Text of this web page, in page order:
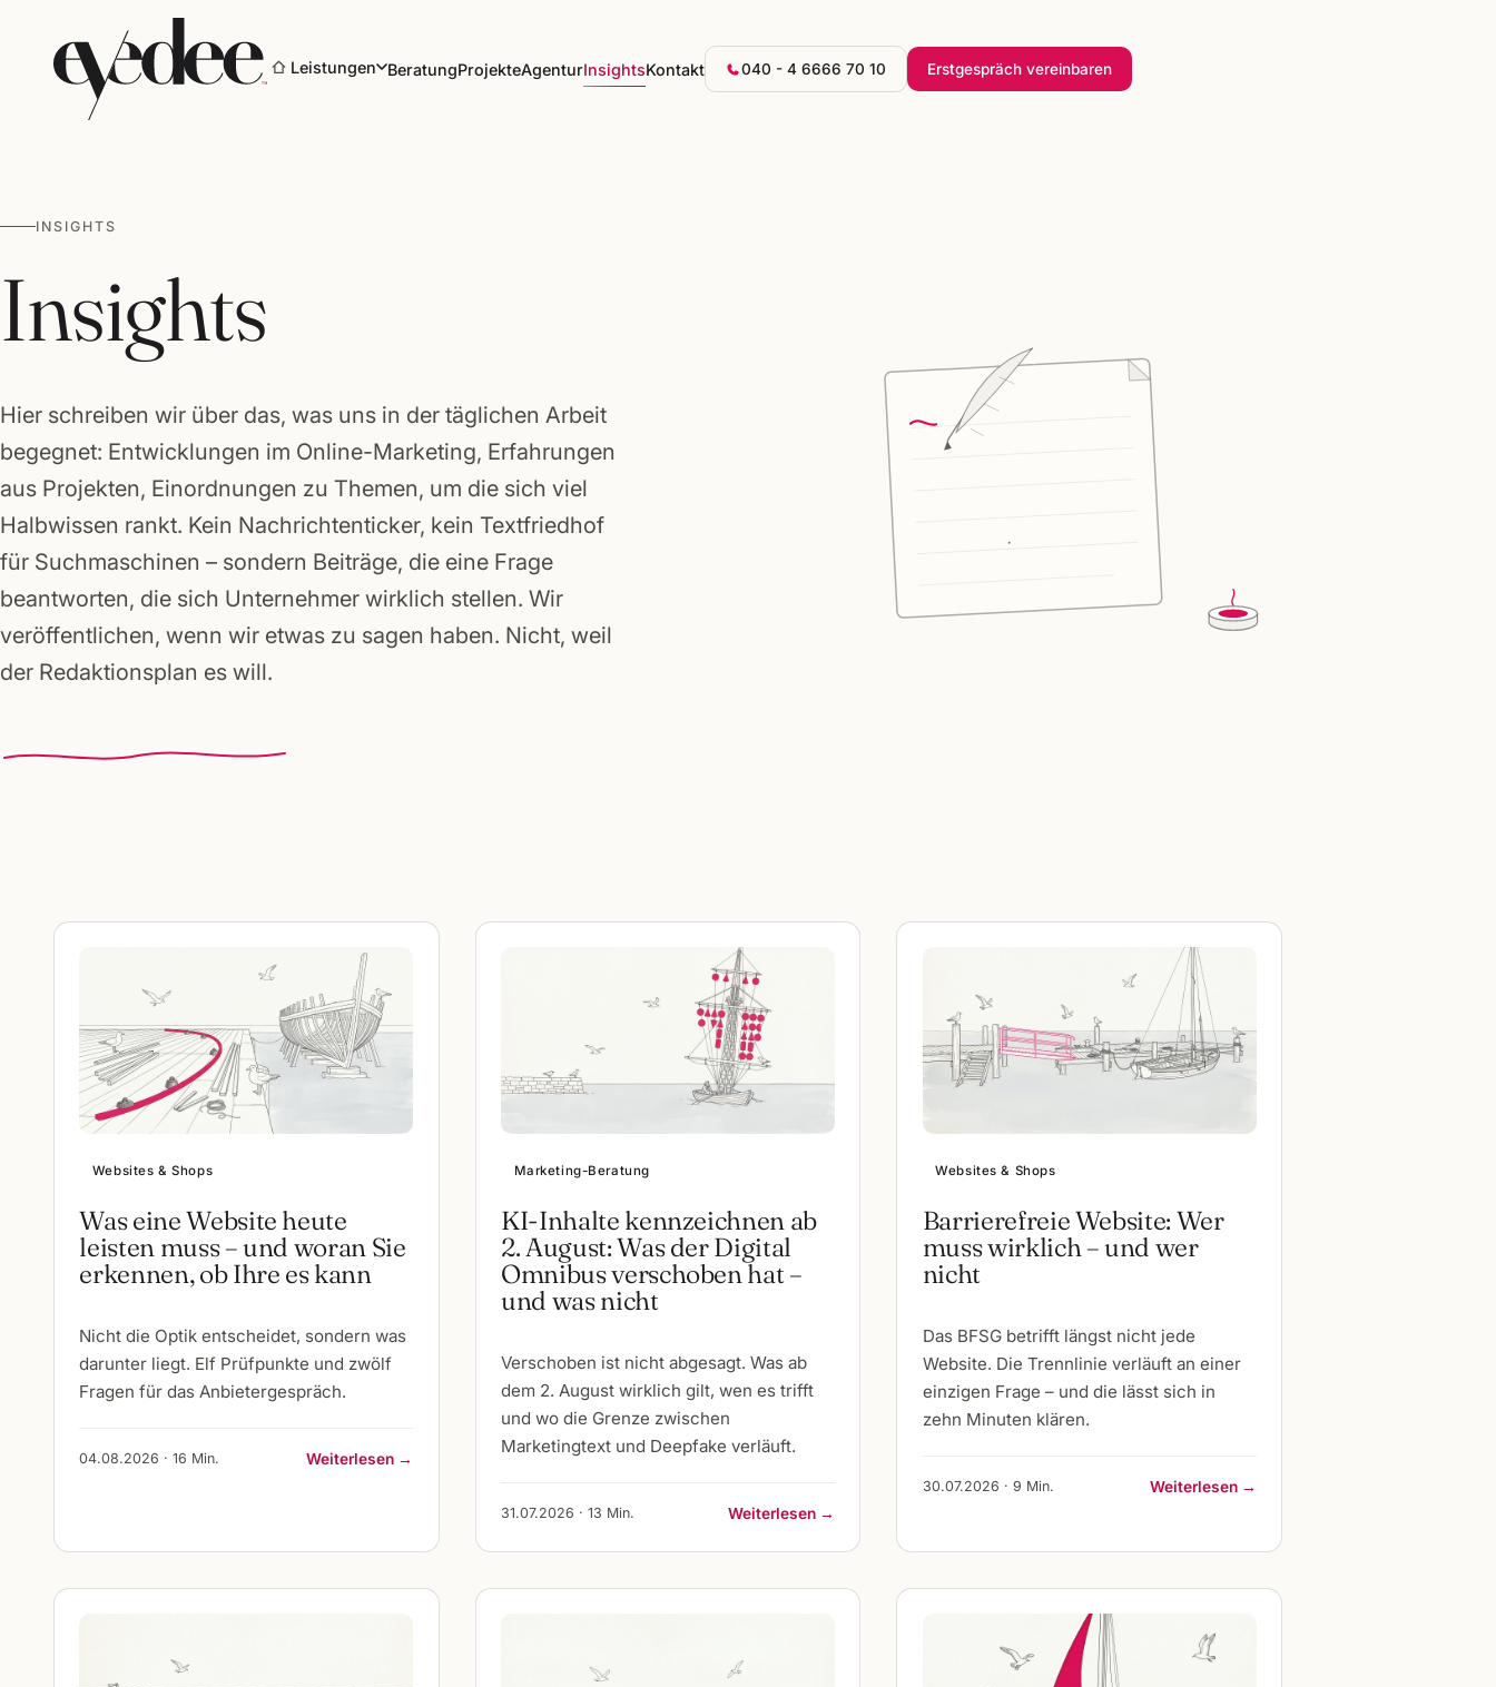
Leistungen BeratungProjekteAgenturInsightsKontakt 040 - 4 6666 70 10 Erstgespräch vereinbaren
Websites & Shops
SEO & KI-Sichtbarkeit
Gründerpakete
INSIGHTS
Insights
Hier schreiben wir über das, was uns in der täglichen Arbeit
begegnet: Entwicklungen im Online-Marketing, Erfahrungen
aus Projekten, Einordnungen zu Themen, um die sich viel
Halbwissen rankt. Kein Nachrichtenticker, kein Textfriedhof
für Suchmaschinen – sondern Beiträge, die eine Frage
beantworten, die sich Unternehmer wirklich stellen. Wir
veröffentlichen, wenn wir etwas zu sagen haben. Nicht, weil
der Redaktionsplan es will.
Websites & Shops
Was eine Website heute
leisten muss – und woran Sie
erkennen, ob Ihre es kann
Nicht die Optik entscheidet, sondern was
darunter liegt. Elf Prüfpunkte und zwölf
Fragen für das Anbietergespräch.
04.08.2026 · 16 Min. Weiterlesen →
Marketing-Beratung
KI-Inhalte kennzeichnen ab
2. August: Was der Digital
Omnibus verschoben hat –
und was nicht
Verschoben ist nicht abgesagt. Was ab
dem 2. August wirklich gilt, wen es trifft
und wo die Grenze zwischen
Marketingtext und Deepfake verläuft.
31.07.2026 · 13 Min. Weiterlesen →
Websites & Shops
Barrierefreie Website: Wer
muss wirklich – und wer
nicht
Das BFSG betrifft längst nicht jede
Website. Die Trennlinie verläuft an einer
einzigen Frage – und die lässt sich in
zehn Minuten klären.
30.07.2026 · 9 Min. Weiterlesen →